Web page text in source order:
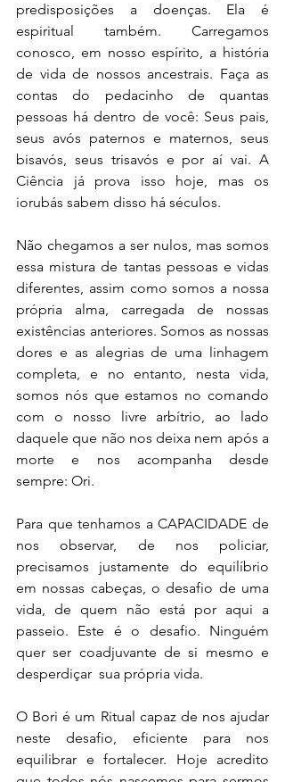
predisposições a doenças. Ela é
espiritual também. Carregamos
conosco, em nosso espírito, a história
de vida de nossos ancestrais. Faça as
contas do pedacinho de quantas
pessoas há dentro de você: Seus pais,
seus avós paternos e maternos, seus
bisavós, seus trisavós e por aí vai. A
Ciência já prova isso hoje, mas os
iorubás sabem disso há séculos.
Não chegamos a ser nulos, mas somos
essa mistura de tantas pessoas e vidas
diferentes, assim como somos a nossa
própria alma, carregada de nossas
existências anteriores. Somos as nossas
dores e as alegrias de uma linhagem
completa, e no entanto, nesta vida,
somos nós que estamos no comando
com o nosso livre arbítrio, ao lado
daquele que não nos deixa nem após a
morte e nos acompanha desde
sempre: Ori.
Para que tenhamos a CAPACIDADE de
nos observar, de nos policiar,
precisamos justamente do equilíbrio
em nossas cabeças, o desafio de uma
vida, de quem não está por aqui a
passeio. Este é o desafio. Ninguém
quer ser coadjuvante de si mesmo e
desperdiçar  sua própria vida.
O Bori é um Ritual capaz de nos ajudar
neste desafio, eficiente para nos
equilibrar e fortalecer. Hoje acredito